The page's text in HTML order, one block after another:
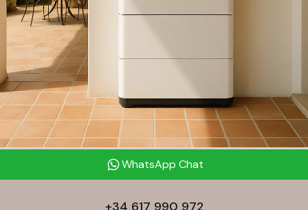
WhatsApp Chat
+34 617 990 972